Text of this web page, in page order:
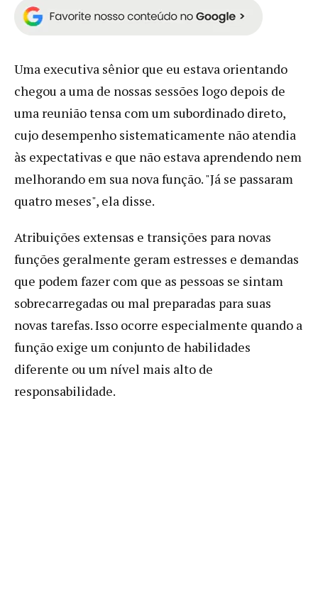
Uma executiva sênior que eu estava orientando
chegou a uma de nossas sessões logo depois de
uma reunião tensa com um subordinado direto,
cujo desempenho sistematicamente não atendia
às expectativas e que não estava aprendendo nem
melhorando em sua nova função. "Já se passaram
quatro meses", ela disse.
Atribuições extensas e transições para novas
funções geralmente geram estresses e demandas
que podem fazer com que as pessoas se sintam
sobrecarregadas ou mal preparadas para suas
novas tarefas. Isso ocorre especialmente quando a
função exige um conjunto de habilidades
diferente ou um nível mais alto de
responsabilidade.